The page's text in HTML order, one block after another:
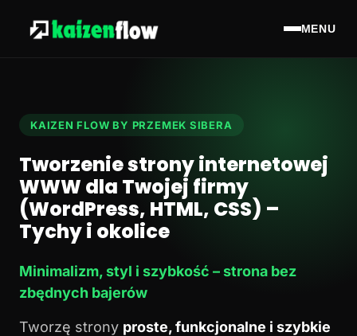
MENU
KAIZEN FLOW BY PRZEMEK SIBERA
Tworzenie strony internetowej
WWW dla Twojej firmy
(WordPress, HTML, CSS) –
Tychy i okolice
Minimalizm, styl i szybkość – strona bez
zbędnych bajerów
Tworzę strony proste, funkcjonalne i szybkie